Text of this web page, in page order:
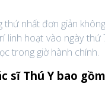
thứ nhất đơn giản
linh hoạt vào ngày thứ
trong giờ hành chính.
sĩ Thú Y bao